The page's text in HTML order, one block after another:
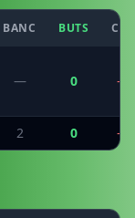
BANC BUTS CSC
— 0 —
2 0 —